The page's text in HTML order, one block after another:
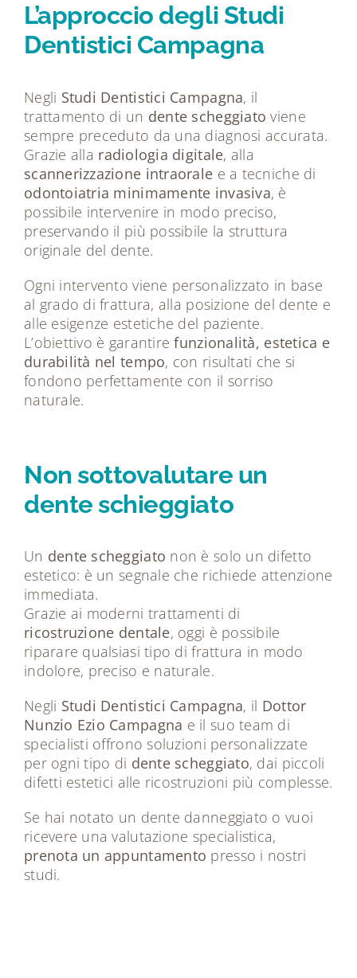
L’approccio degli Studi
Dentistici Campagna
Negli Studi Dentistici Campagna, il
trattamento di un dente scheggiato viene
sempre preceduto da una diagnosi accurata.
Grazie alla radiologia digitale, alla
scannerizzazione intraorale e a tecniche di
odontoiatria minimamente invasiva, è
possibile intervenire in modo preciso,
preservando il più possibile la struttura
originale del dente.
Ogni intervento viene personalizzato in base
al grado di frattura, alla posizione del dente e
alle esigenze estetiche del paziente.
L’obiettivo è garantirefunzionalità, estetica e
durabilità nel tempo, con risultati che si
fondono perfettamente con il sorriso
naturale.
Non sottovalutare un
dente schieggiato
Un dente scheggiato non è solo un difetto
estetico: è un segnale che richiede attenzione
immediata.
Grazie ai moderni trattamenti di
ricostruzione dentale, oggi è possibile
riparare qualsiasi tipo di frattura in modo
indolore, preciso e naturale.
Negli Studi Dentistici Campagna, il Dottor
Nunzio Ezio Campagna e il suo team di
specialisti offrono soluzioni personalizzate
per ogni tipo di dente scheggiato, dai piccoli
difetti estetici alle ricostruzioni più complesse.
Se hai notato un dente danneggiato o vuoi
ricevere una valutazione specialistica,
prenota un appuntamento presso i nostri
studi.